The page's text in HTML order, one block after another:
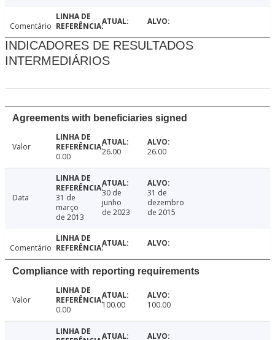
Comentário
INDICADORES DE RESULTADOS
INTERMEDIÁRIOS
Agreements with beneficiaries signed
Valor
0.00
26.00 26.00
Data
31 de
março
de 2013
30 de
junho
de 2023
31 de
dezembro
de 2015
Comentário
Compliance with reporting requirements
Valor
0.00
100.00 100.00